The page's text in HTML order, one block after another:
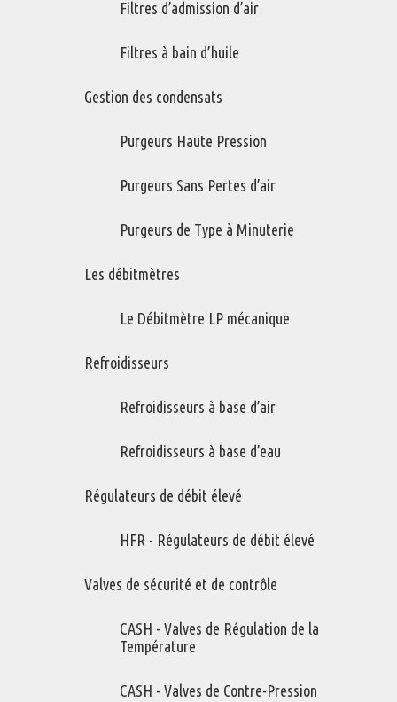
Filtres d’admission d’air
Filtres à bain d’huile
Gestion des condensats
Purgeurs Haute Pression
Purgeurs Sans Pertes d’air
Purgeurs de Type à Minuterie
Les débitmètres
Le Débitmètre LP mécanique
Refroidisseurs
Refroidisseurs à base d’air
Refroidisseurs à base d’eau
Régulateurs de débit élevé
HFR - Régulateurs de débit élevé
Valves de sécurité et de contrôle
CASH - Valves de Régulation de la
Température
CASH - Valves de Contre-Pression
Filtre à bain d'huile
Fraction massique d'humidité
Fuite